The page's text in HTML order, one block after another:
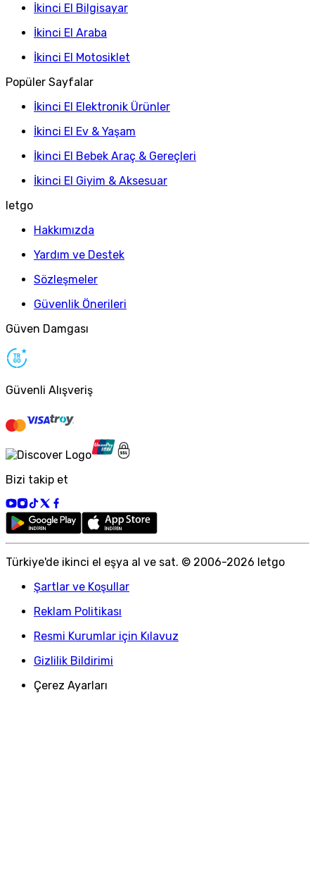
İkinci El Bilgisayar
İkinci El Araba
İkinci El Motosiklet
Popüler Sayfalar
İkinci El Elektronik Ürünler
İkinci El Ev & Yaşam
İkinci El Bebek Araç & Gereçleri
İkinci El Giyim & Aksesuar
letgo
Hakkımızda
Yardım ve Destek
Sözleşmeler
Güvenlik Önerileri
Güven Damgası
Güvenli Alışveriş
Bizi takip et
Türkiye'de ikinci el eşya al ve sat. © 2006-2026 letgo
Şartlar ve Koşullar
Reklam Politikası
Resmi Kurumlar için Kılavuz
Gizlilik Bildirimi
Çerez Ayarları